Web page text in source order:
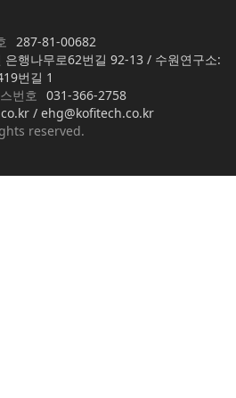
287-81-00682
은행나무로62번길 92-13 / 수원연구소:
번길 1
번호
031-366-2758
/ ehg@kofitech.co.kr
reserved.